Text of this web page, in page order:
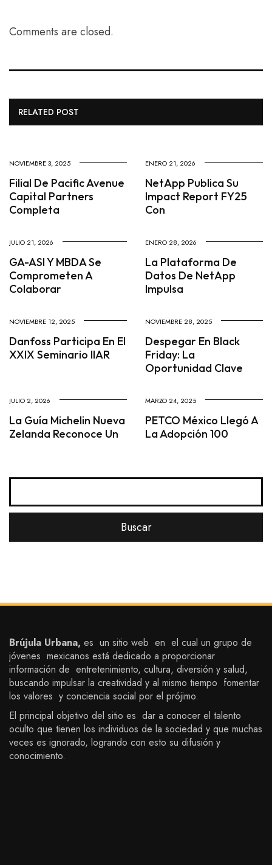
Comments are closed.
RELATED POST
NOVIEMBRE 3, 2025
Filial De Pacific Avenue
Capital Partners
Completa
ENERO 21, 2026
NetApp Publica Su
Impact Report FY25
Con
JULIO 21, 2026
GA-ASI Y MBDA Se
Comprometen A
Colaborar
ENERO 28, 2026
La Plataforma De
Datos De NetApp
Impulsa
NOVIEMBRE 12, 2025
Danfoss Participa En El
XXIX Seminario IIAR
NOVIEMBRE 28, 2025
Despegar En Black
Friday: La
Oportunidad Clave
JULIO 2, 2026
La Guía Michelin Nueva
Zelanda Reconoce Un
MARZO 24, 2025
PETCO México Llegó A
La Adopción 100
Brújula Urbana, es un sitio web en el cual un grupo de
jóvenes mexicanos está dedicado a proporcionar
información de entretenimiento, cultura, diversión y salud,
buscando impulsar la creatividad y al mismo tiempo fomentar
los valores y conciencia social por el prójimo.
El principal objetivo del sitio es dar a conocer el talento
oculto que tienen los individuos de la sociedad y que muchas
veces es ignorado, logrando con esto su difusión y
conocimiento.